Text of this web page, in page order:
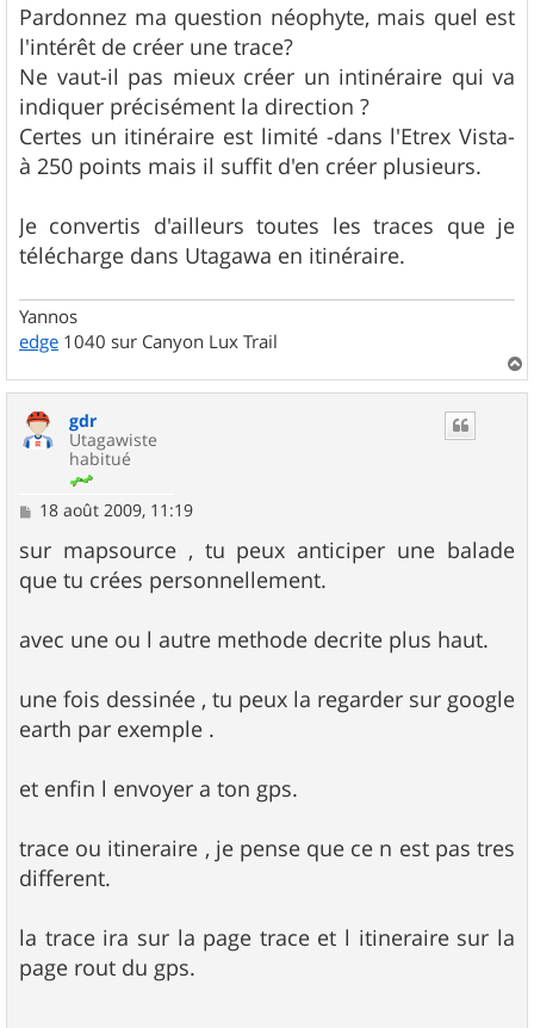
s
s
a
g
e
Pardonnez ma question néophyte, mais quel est
l'intérêt de créer une trace?
Ne vaut-il pas mieux créer un intinéraire qui va
indiquer précisément la direction ?
Certes un itinéraire est limité -dans l'Etrex Vista-
à 250 points mais il suffit d'en créer plusieurs.
Je convertis d'ailleurs toutes les traces que je
télécharge dans Utagawa en itinéraire.
Yannos
edge 1040 sur Canyon Lux Trail
a
gdr
Utagawiste
habitué
M
s
s
a
18 août 2009, 11:19
sur mapsource , tu peux anticiper une balade
que tu crées personnellement.
avec une ou l autre methode decrite plus haut.
une fois dessinée , tu peux la regarder sur google
earth par exemple .
et enfin l envoyer a ton gps.
trace ou itineraire , je pense que ce n est pas tres
different.
la trace ira sur la page trace et l itineraire sur la
page rout du gps.